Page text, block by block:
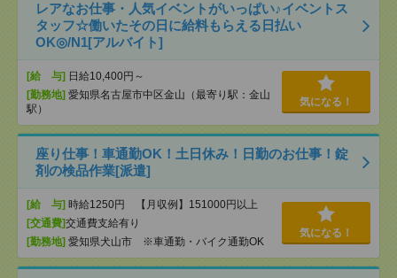
レアなお仕事・人気イベントがいっぱい♪イベントス
タッフ☆働いたその日に給料もらえる日払い
OK◎/N1[アルバイト]
[給 与] 日給10,400円～
[勤務地] 愛知県名古屋市中区金山（最寄り駅：金山
駅）
気になる！
座り仕事！車通勤OK！土日休み！日勤のお仕事！錠
剤の検品作業[派遣]
[給 与] 時給1250円 【月収例】151000円以上
[交通費]交通費支給有り
[勤務地] 愛知県犬山市 ※車通勤・バイク通勤OK
気になる！